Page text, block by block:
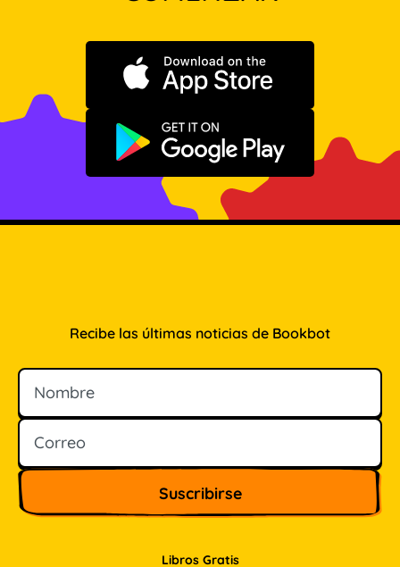
Descargar en App Store
Disponible en Google Play
Libros Gratis
Recibe las últimas noticias de Bookbot
Nombre
Correo